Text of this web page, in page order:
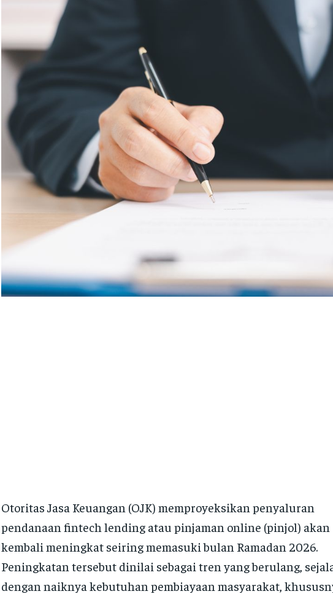
Otoritas Jasa Keuangan (OJK) memproyeksikan penyaluran
pendanaan fintech lending atau pinjaman online (pinjol) akan
kembali meningkat seiring memasuki bulan Ramadan 2026.
Peningkatan tersebut dinilai sebagai tren yang berulang,
dengan naiknya kebutuhan pembiayaan masyarakat,